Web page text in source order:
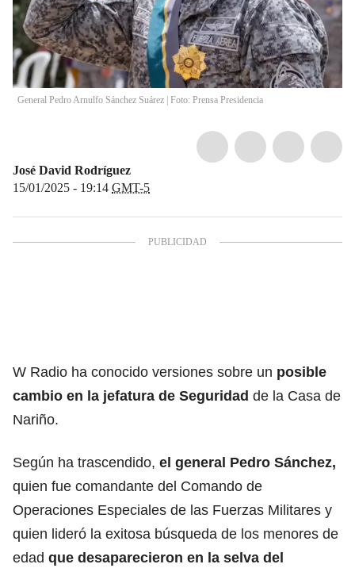
General Pedro Arnulfo Sánchez Suárez | Foto: Prensa Presidencia
José David Rodríguez
15/01/2025 - 19:14 GMT-5
W Radio ha conocido versiones sobre un posible
cambio en la jefatura de Seguridad de la Casa de
Nariño.
Según ha trascendido, el general Pedro Sánchez,
quien fue comandante del Comando de
Operaciones Especiales de las Fuerzas Militares y
quien lideró la exitosa búsqueda de los menores de
edad que desaparecieron en la selva del